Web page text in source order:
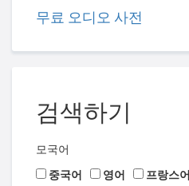
무료 오디오 사전
검색하기
모국어
중국어
영어 프랑스어